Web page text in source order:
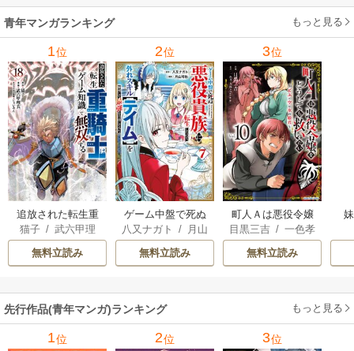
ミック） 6巻 （
青年マンガランキング もっと見る
1位
追放された転生重
騎士はゲーム知識
で無双する
猫子/ 武六甲理
/じゃいあん
無料立読み
2位
ゲーム中盤で死ぬ
悪役貴族に転生し
たので、外れスキ
ル【テイム】を駆
してみた
八又ナガト / 月山
可也
無料立読み
3位
町人Ａは悪役令嬢
をどうしても救い
たい ～どぶと空
と氷の姫君～
目黒三吉 /一色孝
太郎/ Parum
無料立読み
先行作品(青年マンガ)ランキング もっと見る
1位 2位 3位